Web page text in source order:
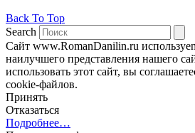
Back To Top
Search
Сайт www.RomanDanilin.ru
наилучшего представления нашего
использовать этот сайт, вы
cookie-файлов.
Принять
Отказаться
Подробнее…